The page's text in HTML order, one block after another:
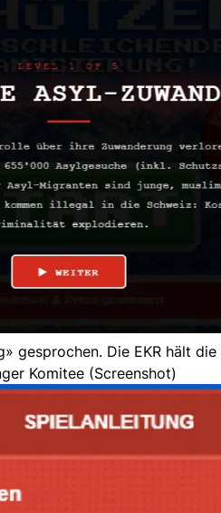
gesprochen. Die EKR hält
Komitee (Screenshot)